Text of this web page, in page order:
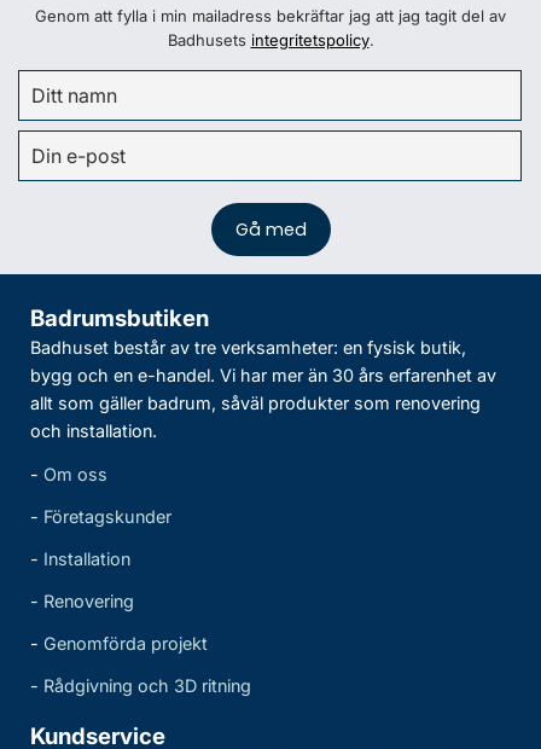
Genom att fylla i min mailadress bekräftar jag att jag tagit del av
Badhusets integritetspolicy.
Badrumsbutiken
Badhuset består av tre verksamheter: en fysisk butik,
bygg och en e-handel. Vi har mer än 30 års erfarenhet av
allt som gäller badrum, såväl produkter som renovering
och installation.
- Om oss
- Företagskunder
- Installation
- Renovering
- Genomförda projekt
- Rådgivning och 3D ritning
Kundservice